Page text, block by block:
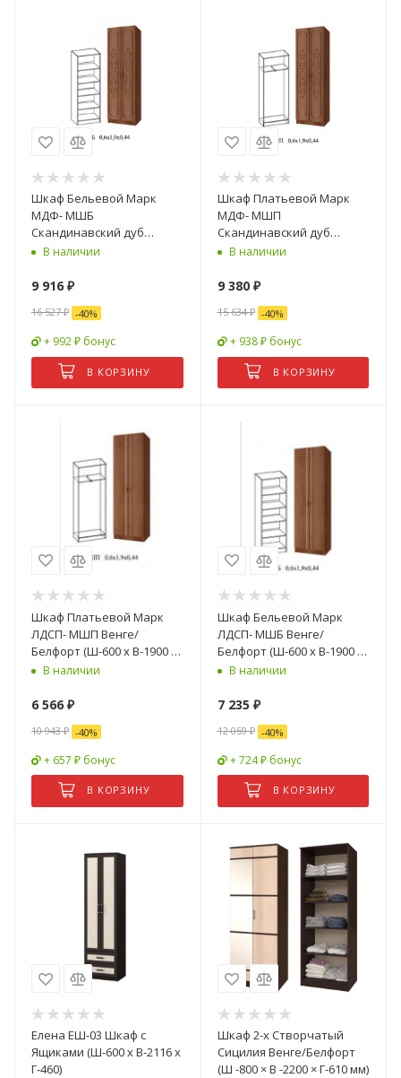
Шкаф Бельевой Марк
МДФ- МШБ
Скандинавский дуб
белый/венге (Ш-400 х
В наличии
9 916 ₽
16 527₽ -40%
+ 992 ₽ бонус
В КОРЗИНУ
Шкаф Платьевой Марк
МДФ- МШП
Скандинавский дуб
белый/венге (Ш-400 х
В наличии
9 380₽
15 634₽ -40%
+ 938 ₽ бонус
В КОРЗИНУ
Шкаф Платьевой Марк
ЛДСП- МШП Венге/
Белфорт (Ш-600 х В-1900 х
Г-440 мм)
В наличии
6 566 ₽
10 943₽ -40%
+ 657 ₽ бонус
В КОРЗИНУ
Шкаф Бельевой Марк
ЛДСП- МШБ Венге/
Белфорт (Ш-600 х В-1900 х
Г-440 мм)
В наличии
7 235 ₽
12 059₽ -40%
+ 724 ₽ бонус
В КОРЗИНУ
Елена ЕШ-03 Шкаф с
Ящиками (Ш-600 x В-2116 x
Г-460)
Шкаф 2-х Створчатый
Сицилия Венге/Белфорт
(Ш -800 × В -2200 × Г-610 мм)